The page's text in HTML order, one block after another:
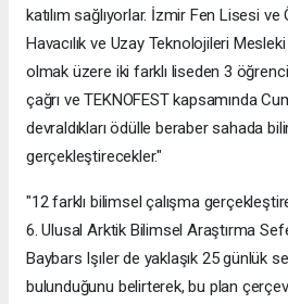
katılım sağlıyorlar. İzmir Fen Lisesi
Havacılık ve Uzay Teknolojileri
olmak üzere iki farklı liseden 3
çağrı ve TEKNOFEST kapsamında
devraldıkları ödülle beraber sahada
gerçekleştirecekler."
"12 farklı bilimsel çalışma
6. Ulusal Arktik Bilimsel Araştırma
Baybars Işıler de yaklaşık 25 günlük
bulunduğunu belirterek, bu plan